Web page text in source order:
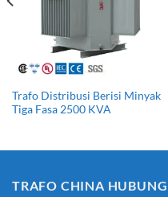
Trafo Distribusi Berisi Minyak
Tiga Fasa 2500 KVA
TRAFO CHINA